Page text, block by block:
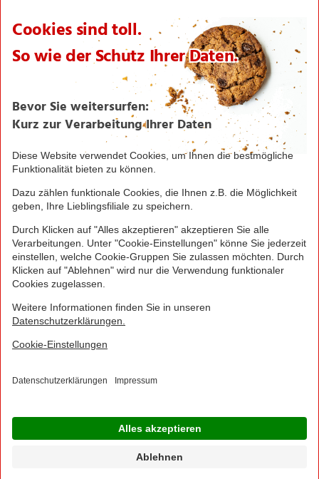
Aktionsartikel finden Sie auf
dieser Seite
Textilien und Schuhe teilweise nicht in allen Größen
erhältlich.
** Angebot gültig für registrierte Nutzer der NORMA
Plus App. Es gelten die Coupon-Bedingungen in der
NORMA Plus App.
1Bei Aktivierung eines Startpakets ist die Buchung
jedes Smart-Tarifs für die ersten 4 Wochen möglich!
Hierzu muss kein zusätzliches Guthaben aufgeladen
werden.
Deutschland Multibrand GmbH, Landgrabenweg 151,
53227 Bonn, welche auch Ihr Vertragspartner ist.
© 2016 - 2026 NORMA Lebensmittelfilialbetrieb
Stiftung & Co. KG
Sitemap Kontakt
Barrierefreiheitserklärung Compliance
Jetzt Ihre NORMA Filiale auswählen und noch
mehr Angebote entdecken!
Geben Sie über "Meine Filiale" Ihre PLZ ein und sehen Sie alle Angebote aus Ihrer
Region.